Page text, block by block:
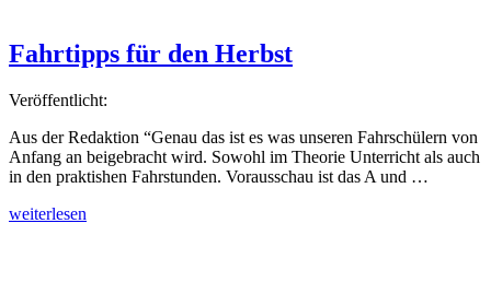
beides
heißt
Fahrtipps für den Herbst
Veröffentlicht:
Aus der Redaktion “Genau das ist es was unseren Fahrschülern von
Anfang an beigebracht wird. Sowohl im Theorie Unterricht als auch
in den praktishen Fahrstunden. Vorausschau ist das A und …
„Fahrtipps
weiterlesen